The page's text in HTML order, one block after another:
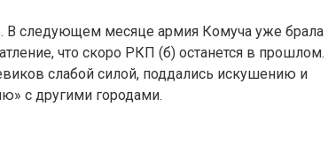
В следующем месяце армия Комуча уже брала
что скоро РКП (б) останется в прошлом.
слабой силой, поддались искушению и
с другими городами.